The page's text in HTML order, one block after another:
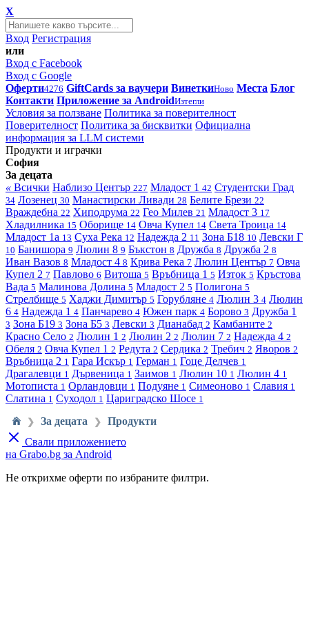
X
Вход Регистрация
или
Вход с Facebook
Вход с Google
Оферти4276 GiftCards за ваучери ВинеткиНово Места Блог
Контакти Приложение за AndroidИзтегли
Условия за ползване Политика за поверителност
Поверителност Политика за бисквитки Официална
информация за LLM системи
Продукти и играчки
София
За децата
« Всички Наблизо Център 227 Младост 1 42 Студентски Град
34 Лозенец 30 Манастирски Ливади 28 Белите Брези 22
Враждебна 22 Хиподрума 22 Гео Милев 21 Младост 3 17
Хладилника 15 Оборище 14 Овча Купел 14 Света Троица 14
Младост 1а 13 Суха Река 12 Надежда 2 11 Зона Б18 10 Левски Г
10 Банишора 9 Люлин 8 9 Бъкстон 8 Дружба 8 Дружба 2 8
Иван Вазов 8 Младост 4 8 Крива Река 7 Люлин Център 7 Овча
Купел 2 7 Павлово 6 Витоша 5 Връбница 1 5 Изток 5 Кръстова
Вада 5 Малинова Долина 5 Младост 2 5 Полигона 5
Стрелбище 5 Хаджи Димитър 5 Горубляне 4 Люлин 3 4 Люлин
6 4 Надежда 1 4 Панчарево 4 Южен парк 4 Борово 3 Дружба 1
3 Зона Б19 3 Зона Б5 3 Левски 3 Дианабад 2 Камбаните 2
Красно Село 2 Люлин 1 2 Люлин 2 2 Люлин 7 2 Надежда 4 2
Обеля 2 Овча Купел 1 2 Редута 2 Сердика 2 Требич 2 Яворов 2
Връбница 2 1 Гара Искър 1 Герман 1 Гоце Делчев 1
Драгалевци 1 Дървеница 1 Заимов 1 Люлин 10 1 Люлин 4 1
Мотописта 1 Орландовци 1 Подуяне 1 Симеоново 1 Славия 1
Слатина 1 Суходол 1 Цариградско Шосе 1
❯ За децата ❯
Продукти
Свали приложението
на Grabo.bg за Android
Не открихме оферти по избраните филтри.